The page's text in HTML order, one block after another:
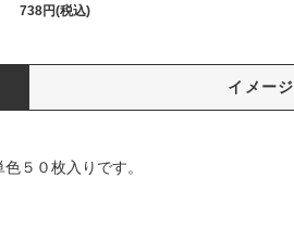
738円(税込)
イメージ
５０枚入りです。